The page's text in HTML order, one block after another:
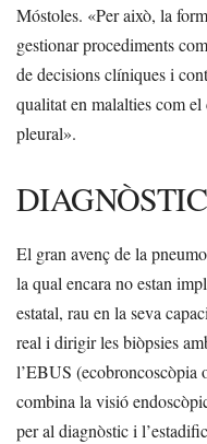
Móstoles. «Per això, la
gestionar procediments
de decisions clíniques i
qualitat en malalties com
pleural».
El gran avenç de la
la qual encara no estan
estatal, rau en la seva
real i dirigir les biòpsies
l’EBUS (ecobroncoscòpia
combina la visió
per al diagnòstic i